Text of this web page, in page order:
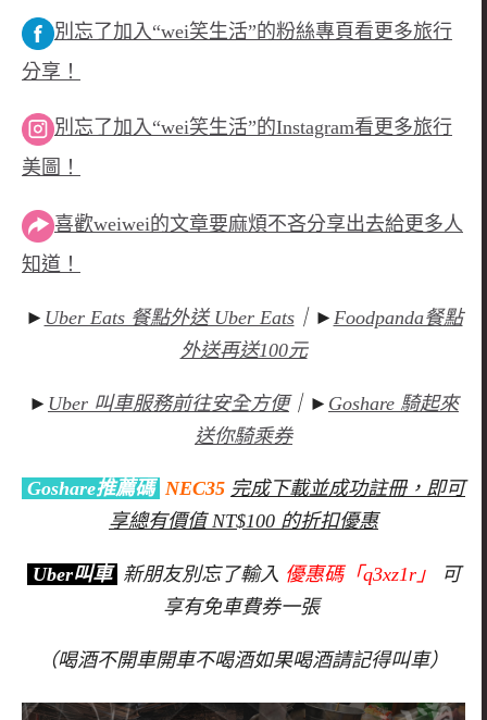
別忘了加入“wei笑生活”的粉絲專頁看更多旅行
分享！
別忘了加入“wei笑生活”的Instagram看更多旅行
美圖！
喜歡weiwei的文章要麻煩不吝分享出去給更多人
知道！
► Uber Eats 餐點外送 Uber Eats｜► Foodpanda餐點
外送再送100元
► Uber 叫車服務前往安全方便｜► Goshare 騎起來
送你騎乘券
Goshare推薦碼 NEC35 完成下載並成功註冊，即可
享總有價值 NT$100 的折扣優惠
Uber叫車 新朋友別忘了輸入 優惠碼「q3xz1r」
可
享有免車費券一張
（喝酒不開車開車不喝酒如果喝酒請記得叫車）